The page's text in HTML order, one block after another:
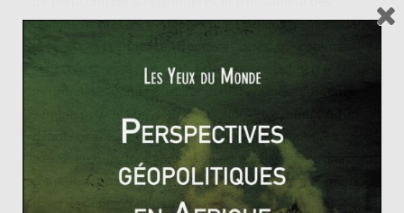
régions frontalières. Aujourd’hui, particulièrement dans
la zone sahélienne, ces frontières quasi-inexistantes
sont transgressées par les réfugiés, le commerce
informel, les djihadistes, les conflits armés. L’urgence
semble pour les pays africains alors être, plutôt qu’un
débat sur l’origine et la légitimité de ces frontières,
d’exercer leurs fonctions régaliennes dans ces zones
frontalières instables et d’améliorer le vivre-ensemble
dans des États multi-ethniques.